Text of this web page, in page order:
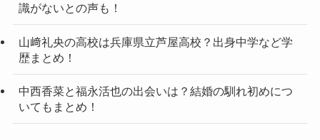
識がないとの声も！
山﨑礼央の高校は兵庫県立芦屋高校？出身中学など学
歴まとめ！
中西香菜と福永活也の出会いは？結婚の馴れ初めにつ
いてもまとめ！